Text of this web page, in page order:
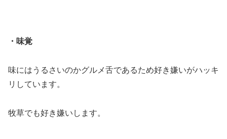
・味覚
味にはうるさいのかグルメ舌であるため好き嫌いがハッキ
リしています。
牧草でも好き嫌いします。